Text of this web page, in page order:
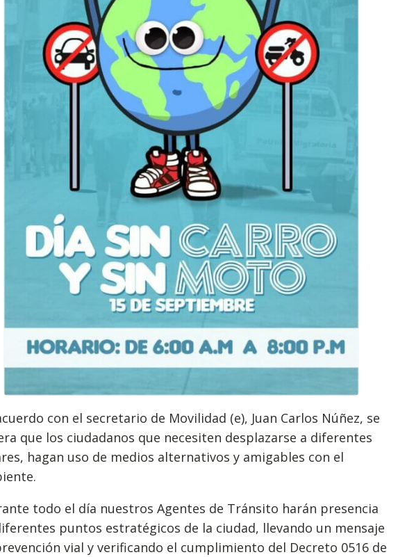
con el secretario de Movilidad (e), Juan Carlos Núñez, se
que los ciudadanos que necesiten desplazarse a diferentes
hagan uso de medios alternativos y amigables con el
todo el día nuestros Agentes de Tránsito harán presencia
puntos estratégicos de la ciudad, llevando un mensaje
vial y verificando el cumplimiento del Decreto 0516 de